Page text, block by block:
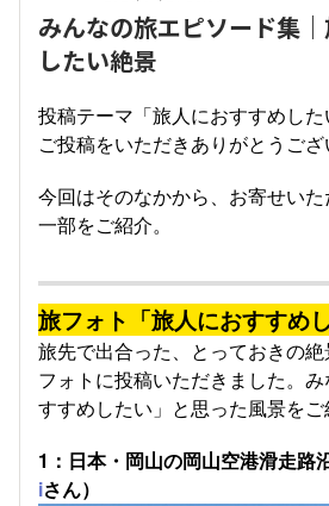
みんなの旅エピソード集
したい絶景
投稿テーマ「旅人におすすめし
ご投稿をいただきありがとうござ
今回はそのなかから、お寄せい
一部をご紹介。
旅フォト「旅人におすすめ
旅先で出合った、とっておきの
フォトに投稿いただきました。
すすめしたい」と思った風景をご
1：日本・岡山の岡山空港滑走路
iさん）